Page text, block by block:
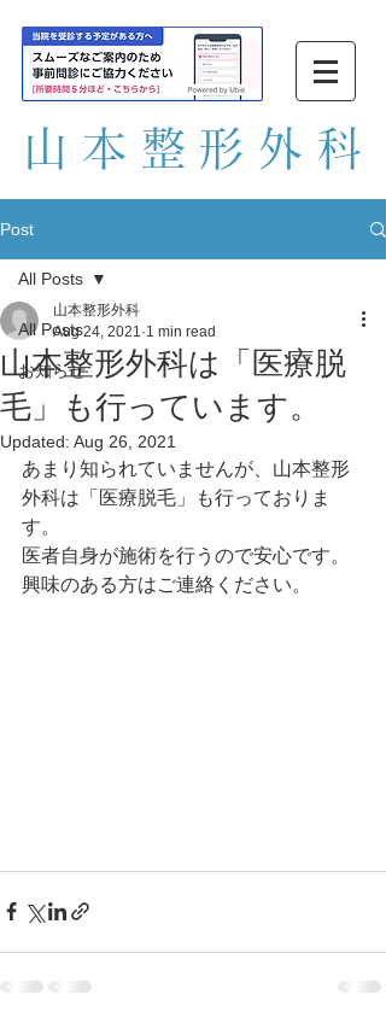
山本整形外 科
Post
All Posts
お知らせ
All Posts
山本整形外科は「医療脱
毛」も行っています。
山本整形外科
Aug 24, 2021 1 min read
Updated: Aug 26, 2021
あまり知られていませんが、山本整形
外科は「医療脱毛」も行っておりま
す。
医者自身が施術を行うので安心です。
興味のある方はご連絡ください。